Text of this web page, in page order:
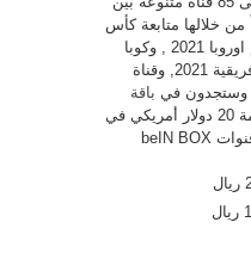
من خلالها متابعة كأس
العالم 2022 قطر, وكأس أمم اوروبا 2021 , وكوبا
امريكا 2021, وكأس الأمم الأفريقية 2021, وقناة
باقة
رصيد مجاني بقيمة 20 دولار أمريكي في
متجر beIN ON DEMAND وقنوات beIN BOX